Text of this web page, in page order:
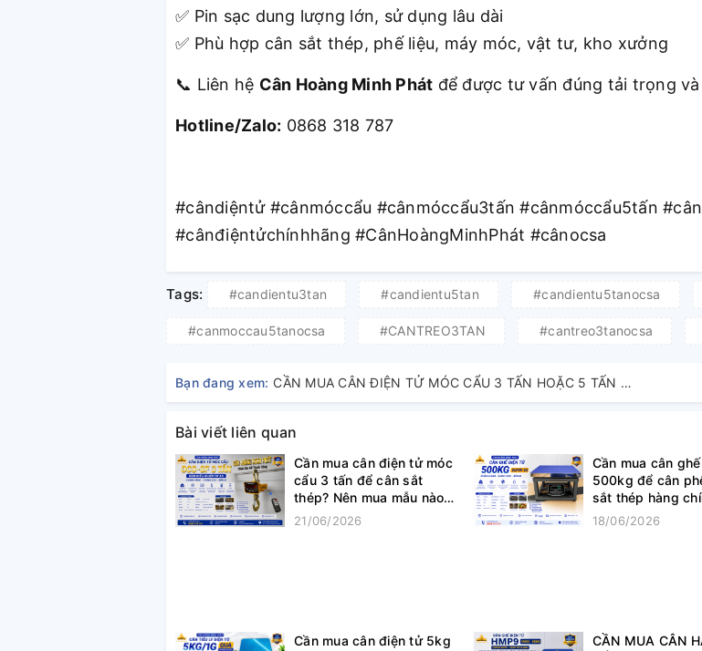
✅ Pin sạc dung lượng lớn, sử dụng lâu dài
✅ Phù hợp cân sắt thép, phế liệu, máy móc, vật tư, kho xưởng
📞 Liên hệ Cân Hoàng Minh Phát để được tư vấn đúng tải trọng
Hotline/Zalo: 0868 318 787
#cândiệntử #cânmóccẩu #cânmóccẩu3tấn #cânmóccẩu5tấn
#cânđiệntửchínhhãng #CânHoàngMinhPhát #cânocsa
Tags: #candientu3tan #candientu5tan #candientu5tanocsa
#canmoccau5tanocsa #CANTREO3TAN #cantreo3tanocsa
Bạn đang xem: CẦN MUA CÂN ĐIỆN TỬ MÓC CẨU 3 TẤN HOẶC 5 TẤN ĐỂ CÂN SẮT THÉP?
Bài viết liên quan
Cần mua cân điện tử móc
cẩu 3 tấn để cân sắt
thép? Nên mua mẫu nào,
ở đâu?
21/06/2026
Cần mua cân
500kg để cân
sắt thép hàng
hãng? Nên mua
đâu?
18/06/2026
Cần mua cân điện tử 5kg
CẦN MUA CÂN